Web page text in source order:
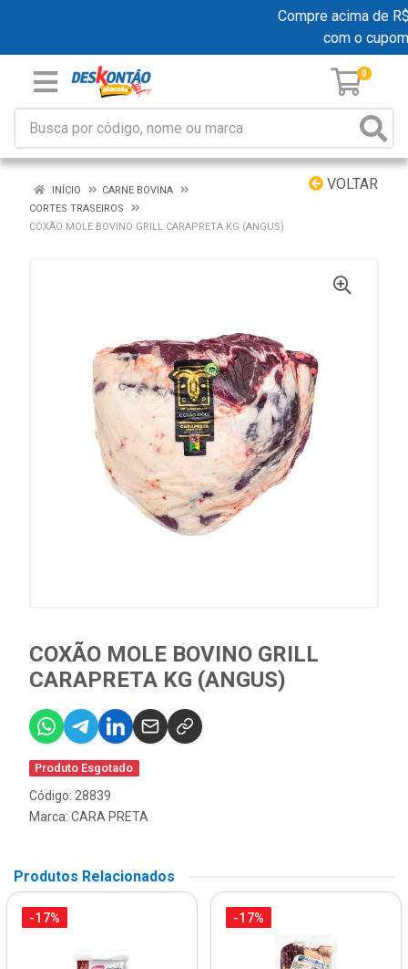
Compre acima de
com o cupom
0
VOLTAR
INÍCIO
CARNE BOVINA
CORTES TRASEIROS
COXÃO MOLE BOVINO GRILL CARAPRETA KG (ANGUS)
COXÃO MOLE BOVINO GRILL
CARAPRETA KG (ANGUS)
Produto Esgotado
Código: 28839
Marca: CARA PRETA
Produtos Relacionados
-17% -17%